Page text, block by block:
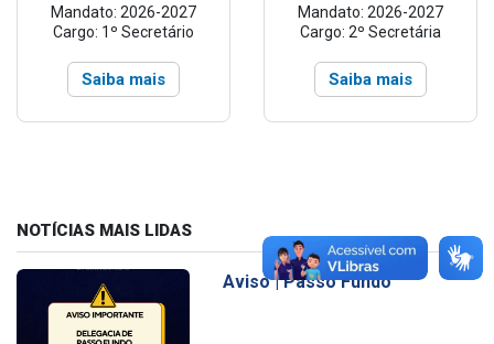
Mandato: 2026-2027
Cargo: 1º Secretário
Saiba mais
Mandato: 2026-2027
Cargo: 2º Secretária
Saiba mais
NOTÍCIAS MAIS LIDAS
Aviso | Passo Fundo